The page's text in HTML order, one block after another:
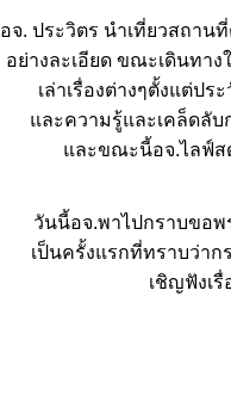
อจ. ประวิตร นำเที่ยวสถาน
อย่างละเอียด ขณะเดินทา
เล่าเรื่องต่างๆตั้งแต่ป
ละความรู้และเคล็ดลับ
ละขณะนี้อจ.ไลฟ์ส
วันนี้อจ.พาไปกราบขอพ
เป็นครั้งแรกที่ทราบว่า
เชิญฟังเ